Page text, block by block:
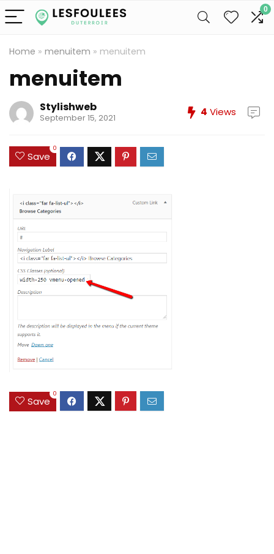
0
Home » menuitem » menuitem
menuitem
Stylishweb
September 15, 2021 4 Views
Save
0
Save
0